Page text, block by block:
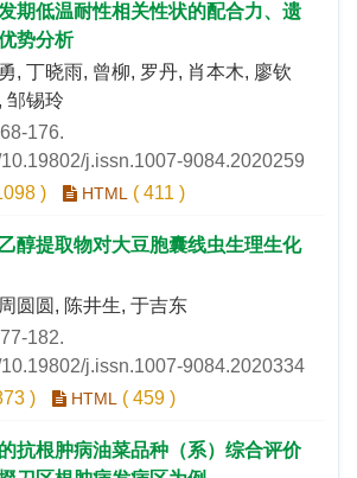
期低温耐性相关性状的配合力、遗
势分析
, 丁晓雨, 曾柳, 罗丹, 肖本木, 廖钦
邹锡玲
176.
j.issn.1007-9084.2020259
) HTML ( 411 )
醇提取物对大豆胞囊线虫生理生化
圆圆, 陈井生, 于吉东
182.
j.issn.1007-9084.2020334
) HTML ( 459 )
抗根肿病油菜品种（系）综合评价